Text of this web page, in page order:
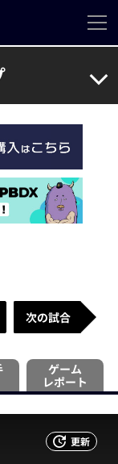
次の試合
ゲーム
レポート
更新